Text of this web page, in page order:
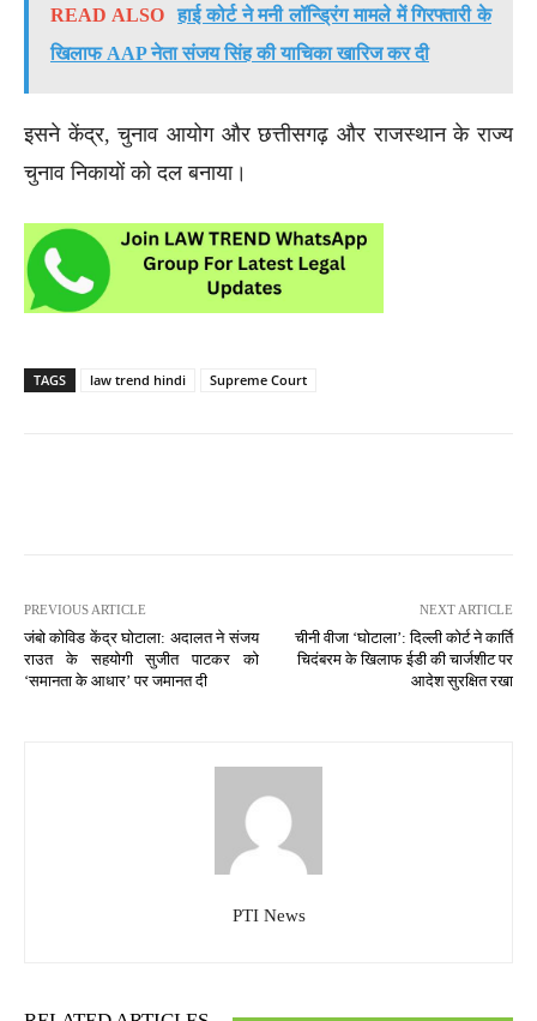
READ ALSO
हाई कोर्ट ने मनी लॉन्ड्रिंग मामले में गिरफ्तारी के
खिलाफ AAP नेता संजय सिंह की याचिका खारिज कर दी
इसने केंद्र, चुनाव आयोग और छत्तीसगढ़ और राजस्थान के राज्य
चुनाव निकायों को दल बनाया।
TAGS law trend hindi Supreme Court
PREVIOUS ARTICLE
जंबो कोविड केंद्र घोटाला: अदालत ने संजय
राउत के सहयोगी सुजीत पाटकर को
‘समानता के आधार’ पर जमानत दी
NEXT ARTICLE
चीनी वीजा ‘घोटाला’: दिल्ली कोर्ट ने कार्ति
चिदंबरम के खिलाफ ईडी की चार्जशीट पर
आदेश सुरक्षित रखा
PTI News